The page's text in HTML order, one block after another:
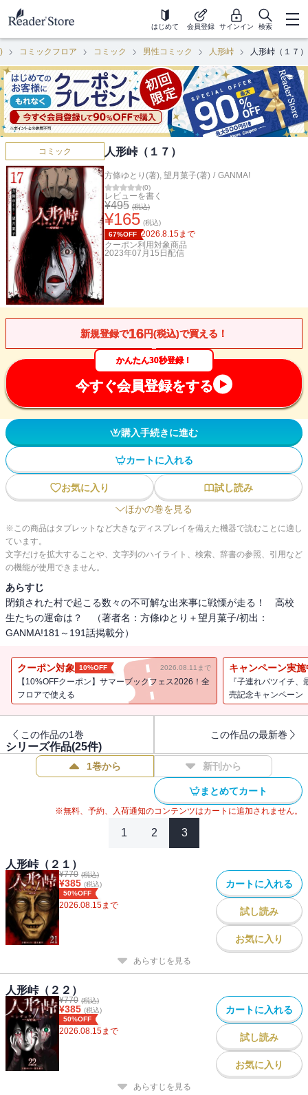
はじめて 会員登録 サインイン 検索
コミックフロア コミック 男性コミック 人形峠 人形峠（１７）
コミック 人形峠（１７）
方條ゆとり(著), 望月菓子(著) / GANMA!
(0)
レビューを書く
¥495 (税込)
¥165 (税込)
67%OFF 2026.8.15まで
クーポン利用対象商品
2023年07月15日 配信
新規登録で16円(税込)で買える！
かんたん30秒登録！
今すぐ会員登録をする
購入手続きに進む
カートに入れる
お気に入り
試し読み
ほかの巻を見る
※この商品はタブレットなど大きなディスプレイを備えた機器で読むことに適し
ています。
文字だけを拡大することや、文字列のハイライト、検索、辞書の参照、引用など
の機能が使用できません。
あらすじ
閉鎖された村で起こる数々の不可解な出来事に戦慄が走る！ 高校
生たちの運命は？ （著者名：方條ゆとり＋望月菓子/初出：
GANMA!181～191話掲載分）
クーポン対象 10%OFF 2026.08.11まで
【10%OFFクーポン】サマーブックフェス2026！全
フロアで使える
キャンペーン実施
『子連れバツイチ
売記念キャンペーン
この作品の1巻 この作品の最新巻
シリーズ作品(25件)
1巻から 新刊から
まとめてカート
※無料、予約、入荷通知のコンテンツはカートに追加されません。
1 2 3
人形峠（２１）
¥770 (税込)
¥385 (税込)
50%OFF
2026.08.15まで
カートに入れる
試し読み
お気に入り
あらすじを見る
人形峠（２２）
¥770 (税込)
¥385 (税込)
50%OFF
2026.08.15まで
カートに入れる
試し読み
お気に入り
あらすじを見る